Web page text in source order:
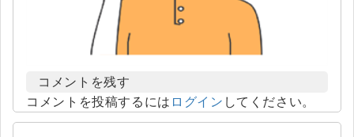
コメントを残す
コメントを投稿するには ログイン してください。